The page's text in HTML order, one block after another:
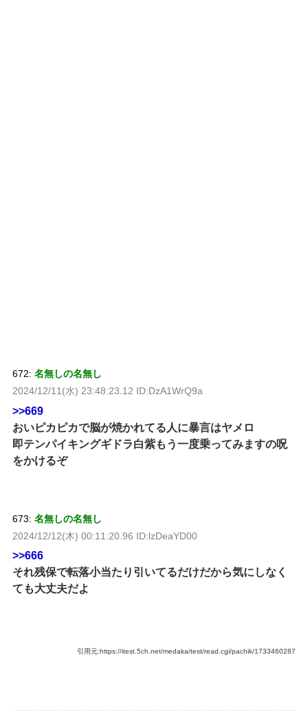
672: 名無しの名無し
2024/12/11(水) 23:48:23.12 ID:DzA1WrQ9a
>>669
おいピカピカで脳が焼かれてる人に暴言はヤメロ
即テンパイキングギドラ白紫もう一度乗ってみますの呪
をかけるぞ
673: 名無しの名無し
2024/12/12(木) 00:11:20.96 ID:lzDeaYD00
>>666
それ残保で転落小当たり引いてるだけだから気にしなく
ても大丈夫だよ
引用元:https://itest.5ch.net/medaka/test/read.cgi/pachik/1733460287